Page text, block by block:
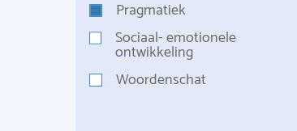
Pragmatiek
Sociaal- emotionele
ontwikkeling
Woordenschat